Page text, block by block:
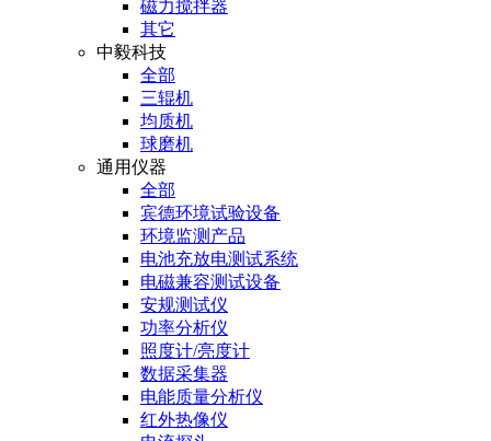
磁力搅拌器
其它
中毅科技
全部
三辊机
均质机
球磨机
通用仪器
全部
宾德环境试验设备
环境监测产品
电池充放电测试系统
电磁兼容测试设备
安规测试仪
功率分析仪
照度计/亮度计
数据采集器
电能质量分析仪
红外热像仪